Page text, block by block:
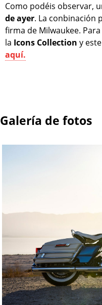
Como podéis observar,
de ayer. La conbinación
firma de Milwaukee.
la Icons Collection y
aquí.
Galería de fotos